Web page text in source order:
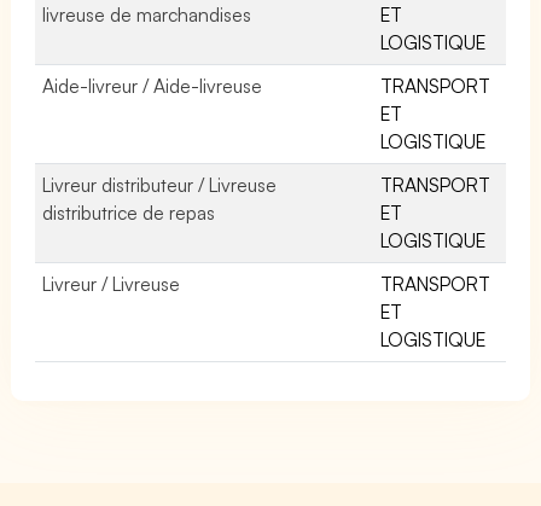
livreuse de marchandises
ET
LOGISTIQUE
Aide-livreur / Aide-livreuse
TRANSPORT
ET
LOGISTIQUE
Livreur distributeur / Livreuse
distributrice de repas
TRANSPORT
ET
LOGISTIQUE
Livreur / Livreuse
TRANSPORT
ET
LOGISTIQUE